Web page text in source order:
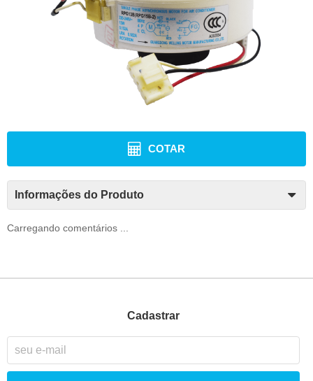
COTAR
Informações do Produto
Carregando comentários ...
Cadastrar